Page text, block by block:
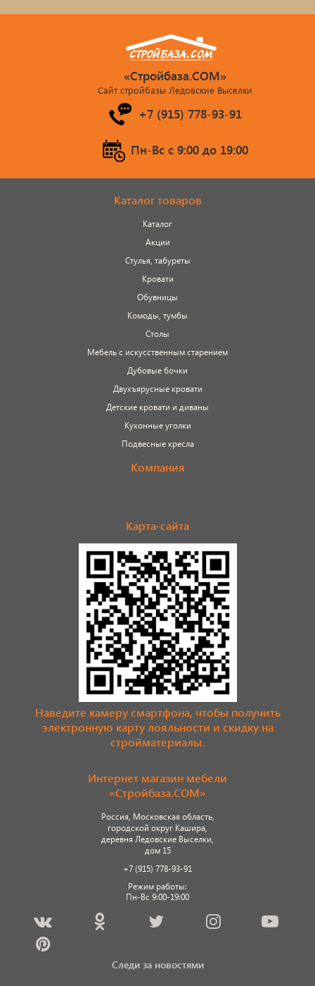
«Стройбаза.COM»
Сайт стройбазы Ледовские Выселки
+7 (915) 778-93-91
Пн-Вс c 9:00 до 19:00
Каталог товаров
Каталог
Акции
Стулья, табуреты
Кровати
Обувницы
Комоды, тумбы
Столы
Мебель с искусственным старением
Дубовые бочки
Двухъярусные кровати
Детские кровати и диваны
Кухонные уголки
Подвесные кресла
Компания
Карта-сайта
Наведите камеру смартфона, чтобы получить
электронную карту лояльности и скидку на
стройматериалы.
Интернет магазин мебели
«Стройбаза.COM»
Россия, Московская область,
городской округ Кашира,
деревня Ледовские Выселки,
дом 15
+7 (915) 778-93-91
Режим работы:
Пн-Вс 9:00-19:00
Следи за новостями